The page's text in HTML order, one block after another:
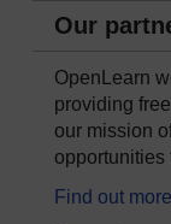
Our
OpenLearn
providing
our mission
opportunities
Find out more